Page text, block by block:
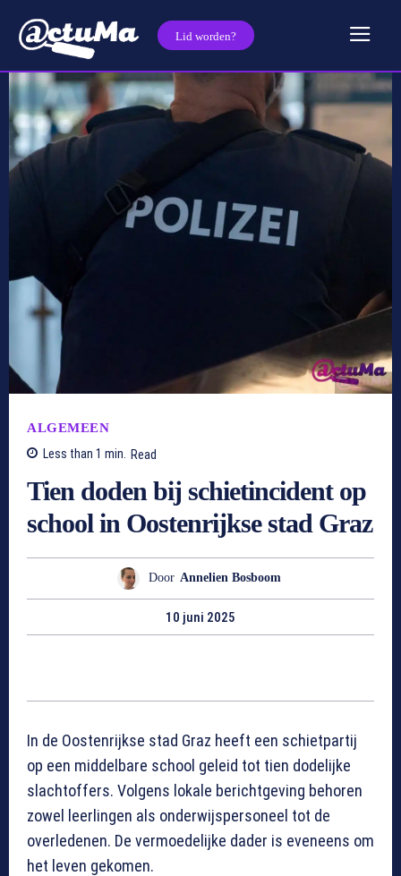
Lid worden?
ALGEMEEN
Less than 1 min. Read
Tien doden bij schietincident op
school in Oostenrijkse stad Graz
Door Annelien Bosboom
10 juni 2025
In de Oostenrijkse stad Graz heeft een schietpartij
op een middelbare school geleid tot tien dodelijke
slachtoffers. Volgens lokale berichtgeving behoren
zowel leerlingen als onderwijspersoneel tot de
overledenen. De vermoedelijke dader is eveneens om
het leven gekomen.